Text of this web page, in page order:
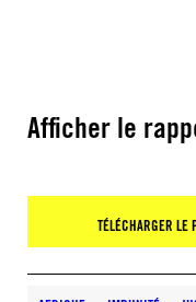
Afficher le
TÉLÉCHARGER LE